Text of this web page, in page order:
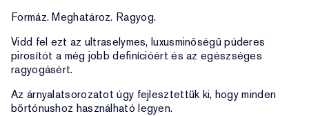
Formáz. Meghatároz. Ragyog.
Vidd fel ezt az ultraselymes, luxusminőségű púderes
pirosítót a még jobb definícióért és az egészséges
ragyogásért.
Az árnyalatsorozatot úgy fejlesztettük ki, hogy minden
bőrtónushoz használható legyen.